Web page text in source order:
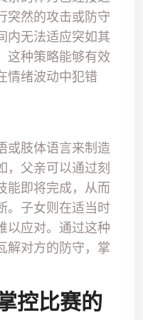
突然的攻击或防守
内无法适应突如其
这种策略能够有效
情绪波动中犯错
或肢体语言来制造
，父亲可以通过刻
能即将完成，从而
。子女则在适当时
以应对。通过这种
解对方的防守，掌
控比赛的